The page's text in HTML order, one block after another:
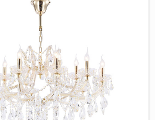
Рисунок
Мрамор
Дерево
Камень